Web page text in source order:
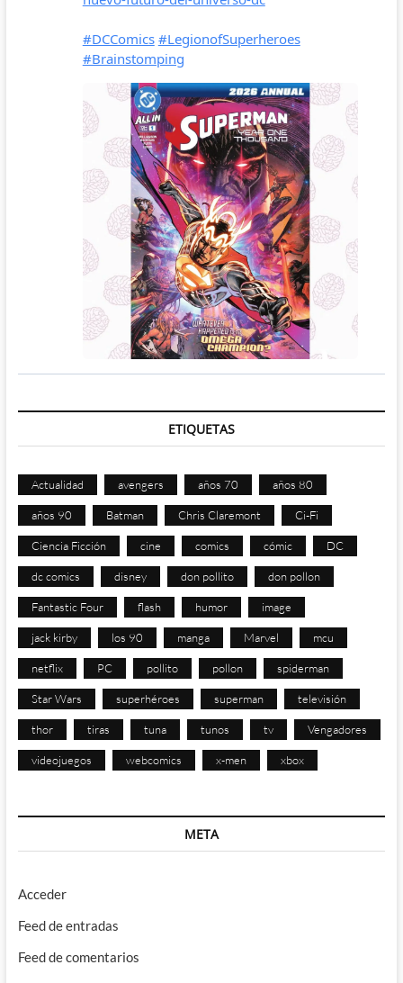
ETIQUETAS
Actualidad avengers años 70 años 80
años 90 Batman Chris Claremont Ci-Fi
Ciencia Ficción cine comics cómic DC
dc comics disney don pollito don pollon
Fantastic Four flash humor image
jack kirby los 90 manga Marvel mcu
netflix PC pollito pollon spiderman
Star Wars superhéroes superman televisión
thor tiras tuna tunos tv Vengadores
videojuegos webcomics x-men xbox
META
Acceder
Feed de entradas
Feed de comentarios